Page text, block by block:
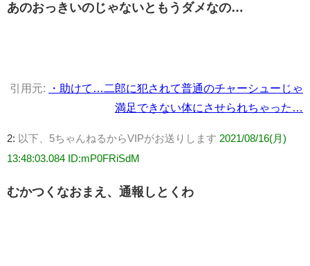
あのおっきいのじゃないともうダメなの…
引用元:
・助けて…二郎に犯されて普通のチャーシューじゃ
満足できない体にさせられちゃった…
2: 以下、5ちゃんねるからVIPがお送りします 2021/08/16(月)
13:48:03.084 ID:mP0FRiSdM
むかつくなおまえ、通報しとくわ